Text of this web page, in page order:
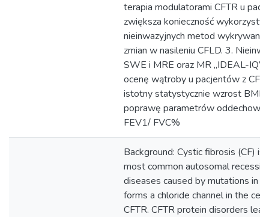
terapia modulatorami CFTR u
zwiększa konieczność
nieinwazyjnych metod
zmian w nasileniu CFLD. 3.
SWE i MRE oraz MR „IDEAL-IQ”
ocenę wątroby u pacjentów z CF.
istotny statystycznie wzrost BMI
poprawę parametrów
FEV1/ FVC%
Background: Cystic fibrosis (CF) is
most common autosomal
diseases caused by mutations in
forms a chloride channel in the
CFTR. CFTR protein disorders